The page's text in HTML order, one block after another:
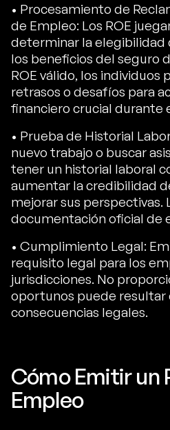
• Procesamiento de
de Empleo: Los ROE
determinar la elegibilidad
los beneficios del seguro
ROE válido, los
retrasos o desafíos para
financiero crucial durante
• Prueba de Historial
nuevo trabajo o buscar
tener un historial laboral
aumentar la credibilidad
mejorar sus perspectivas.
documentación oficial de
• Cumplimiento Legal:
requisito legal para los
jurisdicciones. No
oportunos puede resultar
consecuencias legales.
Cómo Emitir un
Empleo